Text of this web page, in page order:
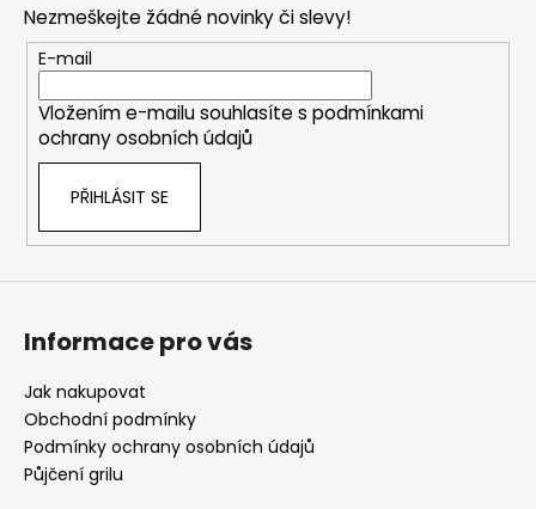
Nezmeškejte žádné novinky či slevy!
E-mail
Vložením e-mailu souhlasíte s podmínkami
ochrany osobních údajů
PŘIHLÁSIT SE
Informace pro vás
Jak nakupovat
Obchodní podmínky
Podmínky ochrany osobních údajů
Půjčení grilu